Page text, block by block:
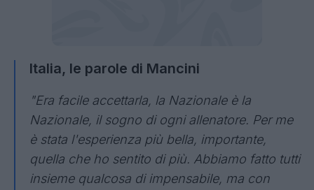
Italia, le parole di Mancini
"Era facile accettarla, la Nazionale è la
Nazionale, il sogno di ogni allenatore. Per me
è stata l'esperienza più bella, importante,
quella che ho sentito di più. Abbiamo fatto tutti
insieme qualcosa di impensabile, ma con